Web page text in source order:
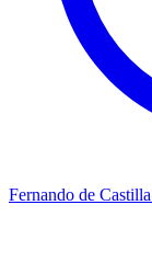
Fernando de